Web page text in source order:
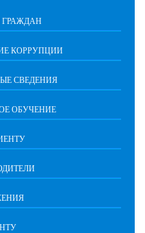
КОРРУПЦИИ
СВЕДЕНИЯ
ОБУЧЕНИЕ